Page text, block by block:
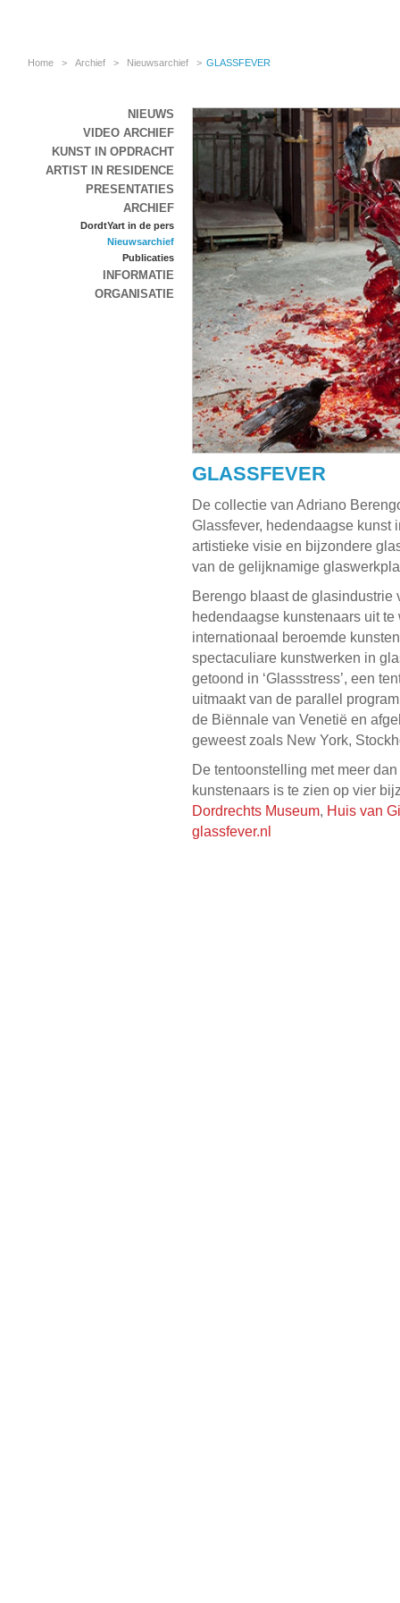
Home > Archief > Nieuwsarchief > GLASSFEVER
NIEUWS
VIDEO ARCHIEF
KUNST IN OPDRACHT
ARTIST IN RESIDENCE
PRESENTATIES
ARCHIEF
DordtYart in de pers
Nieuwsarchief
Publicaties
INFORMATIE
ORGANISATIE
GLASSFEVER
De collectie van Adriano
Glassfever, hedendaagse kunst
artistieke visie en bijzondere
van de gelijknamige
Berengo blaast de
hedendaagse kunstenaars uit
internationaal beroemde
spectaculiare kunstwerken in
getoond in ‘Glassstress’, een
uitmaakt van de parallel
de Biënnale van Venetië en
geweest zoals New York,
De tentoonstelling met meer
kunstenaars is te zien op vier
Dordrechts Museum, Huis van
glassfever.nl